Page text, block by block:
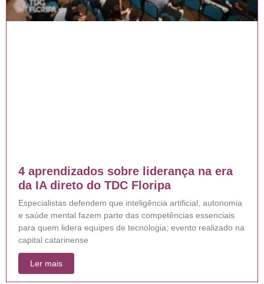
4 aprendizados sobre liderança na era
da IA direto do TDC Floripa
Especialistas defendem que inteligência artificial, autonomia
e saúde mental fazem parte das competências essenciais
para quem lidera equipes de tecnologia; evento realizado na
capital catarinense
Ler mais